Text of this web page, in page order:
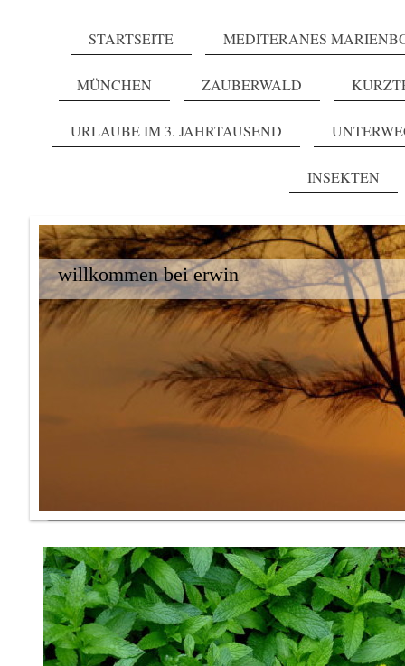
STARTSEITE MEDITERANES
MÜNCHEN ZAUBERWALD
URLAUBE IM 3. JAHRTAUSEND
INSEKTEN
willkommen bei erwin